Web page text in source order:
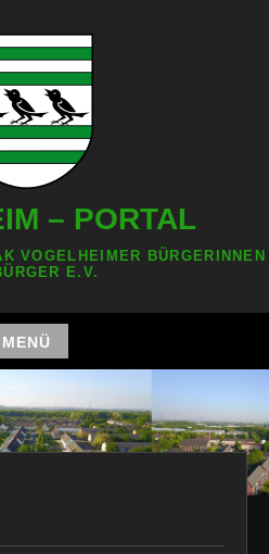
– PORTAL
VOGELHEIMER BÜRGERINNEN
E.V.
MENÜ